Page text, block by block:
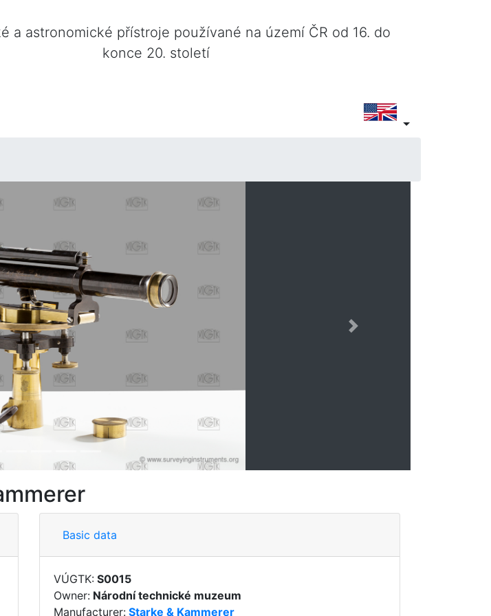
a astronomické přístroje používané na území ČR od 16. do
konce 20. století
Next
Basic data
VÚGTK: S0015
Owner: Národní technické muzeum
Manufacturer: Starke & Kammerer